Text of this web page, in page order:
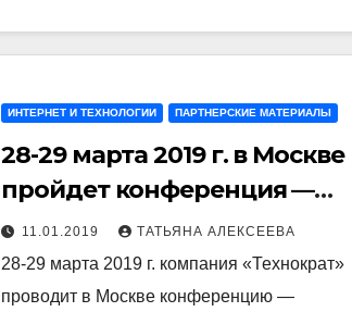
ИНТЕРНЕТ И ТЕХНОЛОГИИ ПАРТНЕРСКИЕ МАТЕРИАЛЫ
28-29 марта 2019 г. в Москве
пройдет конференция —
«Практика цифровой
трансформации в Retail»
11.01.2019 ТАТЬЯНА АЛЕКСЕЕВА
28-29 марта 2019 г. компания «Технократ»
проводит в Москве конференцию —